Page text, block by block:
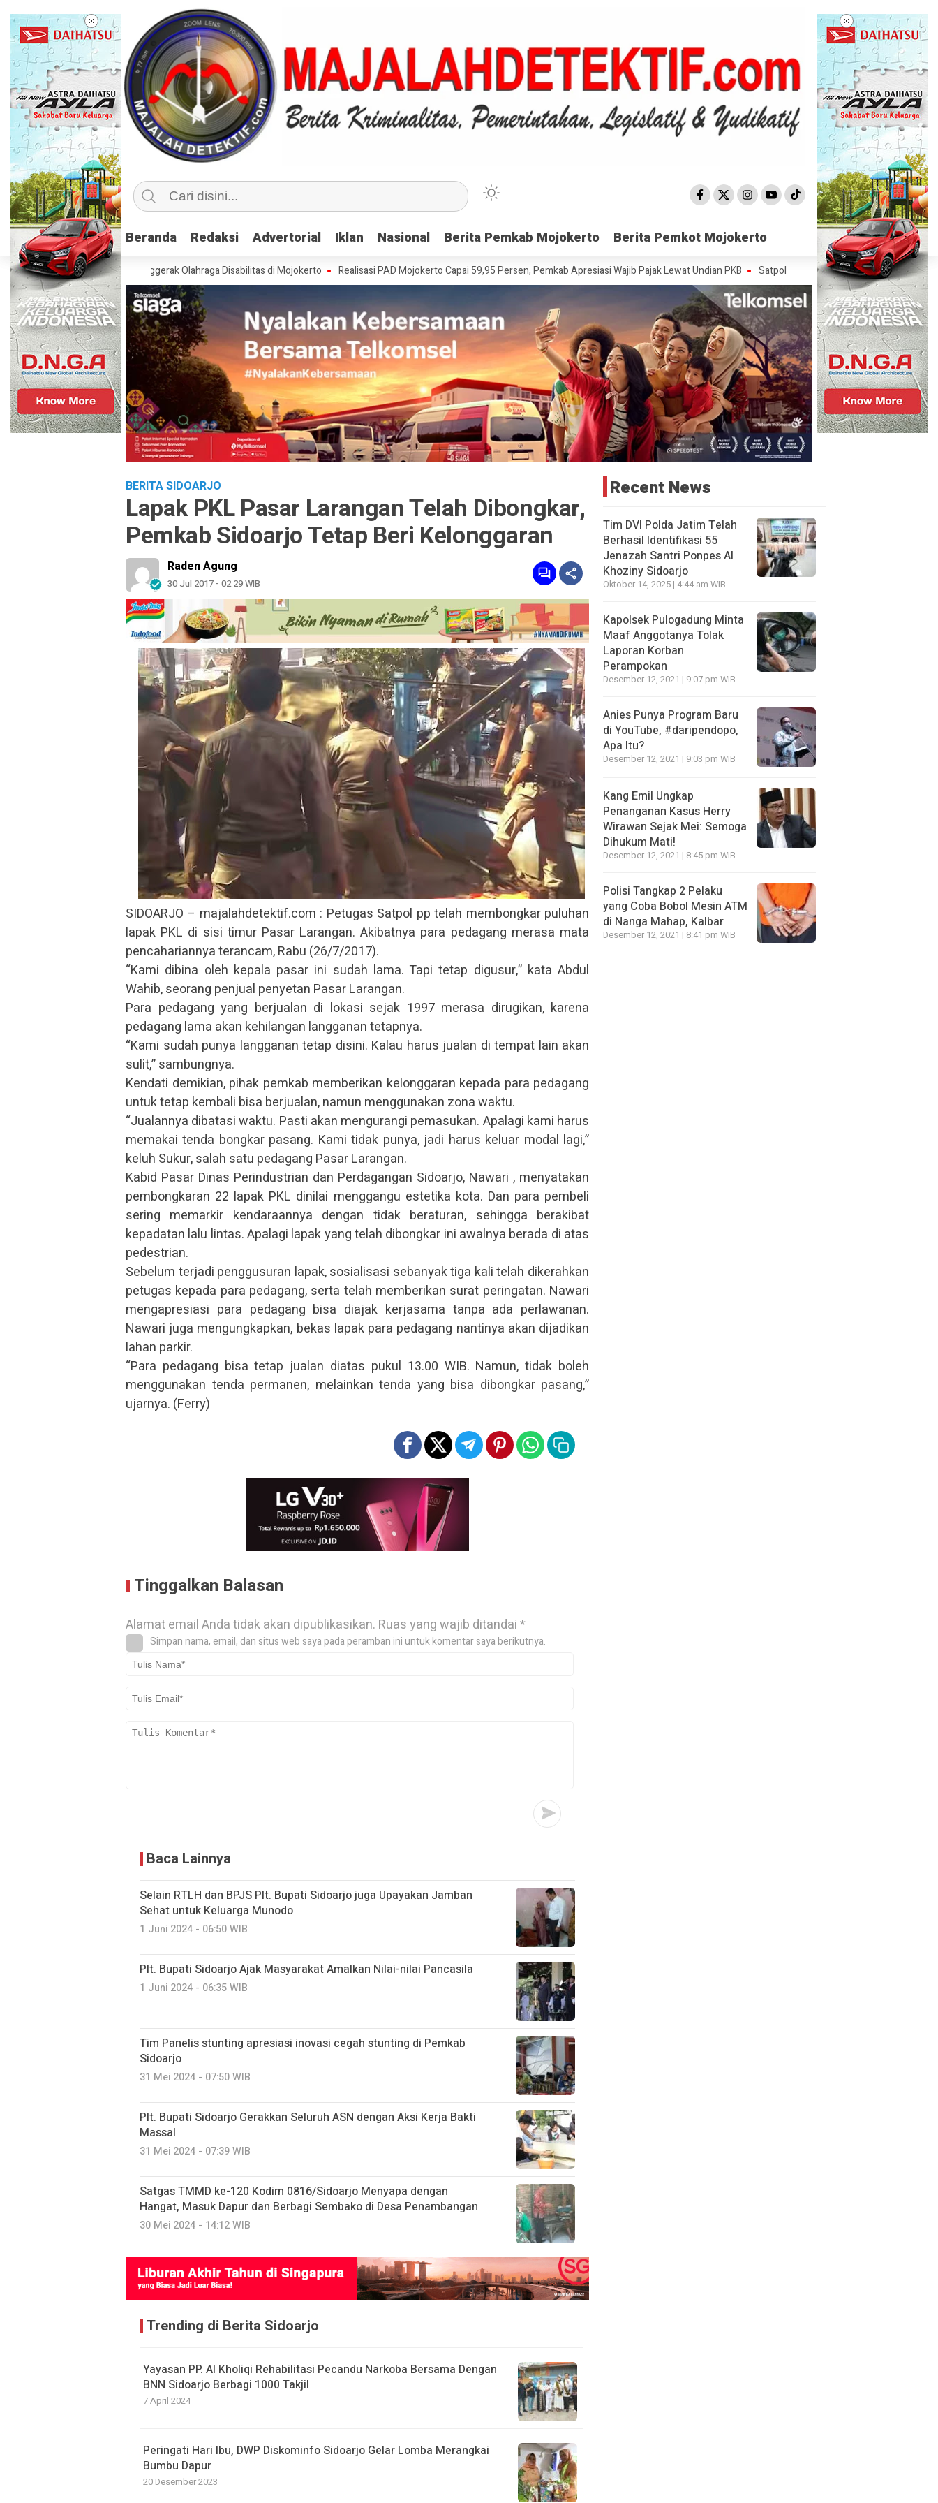
Beranda Redaksi Advertorial Iklan Nasional Berita Pemkab Mojokerto Berita Pemkot Mojokerto
Beranda Redaksi Advertorial Iklan Nasional Berita Pemkab Mojokerto Berita Pemkot Mojokerto
Latih 115 Penggerak Olahraga Disabilitas di Mojokerto Realisasi PAD Mojokerto Capai 59,95 Persen, Pemkab Apresiasi Wajib Pajak Lewat Undian PKB Satpol PP Mojokerto Sisir 15 Titik, Peredaran
BERITA SIDOARJO
Lapak PKL Pasar Larangan Telah Dibongkar,
Pemkab Sidoarjo Tetap Beri Kelonggaran
Raden Agung
30 Jul 2017 - 02:29 WIB
SIDOARJO – majalahdetektif.com : Petugas Satpol pp telah membongkar puluhan
lapak PKL di sisi timur Pasar Larangan. Akibatnya para pedagang merasa mata
pencahariannya terancam, Rabu (26/7/2017).
“Kami dibina oleh kepala pasar ini sudah lama. Tapi tetap digusur,” kata Abdul
Wahib, seorang penjual penyetan Pasar Larangan.
Para pedagang yang berjualan di lokasi sejak 1997 merasa dirugikan, karena
pedagang lama akan kehilangan langganan tetapnya.
“Kami sudah punya langganan tetap disini. Kalau harus jualan di tempat lain akan
sulit,” sambungnya.
Kendati demikian, pihak pemkab memberikan kelonggaran kepada para pedagang
untuk tetap kembali bisa berjualan, namun menggunakan zona waktu.
“Jualannya dibatasi waktu. Pasti akan mengurangi pemasukan. Apalagi kami harus
memakai tenda bongkar pasang. Kami tidak punya, jadi harus keluar modal lagi,”
keluh Sukur, salah satu pedagang Pasar Larangan.
Kabid Pasar Dinas Perindustrian dan Perdagangan Sidoarjo, Nawari , menyatakan
pembongkaran 22 lapak PKL dinilai menggangu estetika kota. Dan para pembeli
sering memarkir kendaraannya dengan tidak beraturan, sehingga berakibat
kepadatan lalu lintas. Apalagi lapak yang telah dibongkar ini awalnya berada di atas
pedestrian.
Sebelum terjadi penggusuran lapak, sosialisasi sebanyak tiga kali telah dikerahkan
petugas kepada para pedagang, serta telah memberikan surat peringatan. Nawari
mengapresiasi para pedagang bisa diajak kerjasama tanpa ada perlawanan.
Nawari juga mengungkapkan, bekas lapak para pedagang nantinya akan dijadikan
lahan parkir.
“Para pedagang bisa tetap jualan diatas pukul 13.00 WIB. Namun, tidak boleh
menggunakan tenda permanen, melainkan tenda yang bisa dibongkar pasang,”
ujarnya. (Ferry)
Tinggalkan Balasan
Alamat email Anda tidak akan dipublikasikan. Ruas yang wajib ditandai*
Simpan nama, email, dan situs web saya pada peramban ini untuk komentar saya berikutnya.
Baca Lainnya
Selain RTLH dan BPJS Plt. Bupati Sidoarjo juga Upayakan Jamban
Sehat untuk Keluarga Munodo
1 Juni 2024 - 06:50 WIB
Plt. Bupati Sidoarjo Ajak Masyarakat Amalkan Nilai-nilai Pancasila
1 Juni 2024 - 06:35 WIB
Tim Panelis stunting apresiasi inovasi cegah stunting di Pemkab
Sidoarjo
31 Mei 2024 - 07:50 WIB
Plt. Bupati Sidoarjo Gerakkan Seluruh ASN dengan Aksi Kerja Bakti
Massal
31 Mei 2024 - 07:39 WIB
Satgas TMMD ke-120 Kodim 0816/Sidoarjo Menyapa dengan
Hangat, Masuk Dapur dan Berbagi Sembako di Desa Penambangan
30 Mei 2024 - 14:12 WIB
Trending di Berita Sidoarjo
Yayasan PP. Al Kholiqi Rehabilitasi Pecandu Narkoba Bersama Dengan
BNN Sidoarjo Berbagi 1000 Takjil
7 April 2024
Peringati Hari Ibu, DWP Diskominfo Sidoarjo Gelar Lomba Merangkai
Bumbu Dapur
20 Desember 2023
Recent News
Tim DVI Polda Jatim Telah
Berhasil Identifikasi 55
Jenazah Santri Ponpes Al
Khoziny Sidoarjo
Oktober 14, 2025 | 4:44 am WIB
Kapolsek Pulogadung Minta
Maaf Anggotanya Tolak
Laporan Korban
Perampokan
Desember 12, 2021 | 9:07 pm WIB
Anies Punya Program Baru
di YouTube, #daripendopo,
Apa Itu?
Desember 12, 2021 | 9:03 pm WIB
Kang Emil Ungkap
Penanganan Kasus Herry
Wirawan Sejak Mei: Semoga
Dihukum Mati!
Desember 12, 2021 | 8:45 pm WIB
Polisi Tangkap 2 Pelaku
yang Coba Bobol Mesin ATM
di Nanga Mahap, Kalbar
Desember 12, 2021 | 8:41 pm WIB